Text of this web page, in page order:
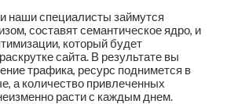
наши специалисты займутся
составят семантическое ядро, и
который будет
сайта. В результате вы
трафика, ресурс поднимется в
а количество привлеченных
расти с каждым днем.